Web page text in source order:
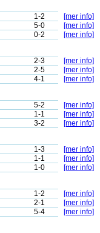
1-2
[mer info]
5-0
[mer info]
0-2 [mer info]
2-3
[mer info]
2-5
[mer info]
4-1 [mer info]
5-2
[mer info]
1-1
[mer info]
3-2 [mer info]
1-3
[mer info]
1-1
[mer info]
1-0 [mer info]
1-2
[mer info]
2-1
[mer info]
5-4 [mer info]